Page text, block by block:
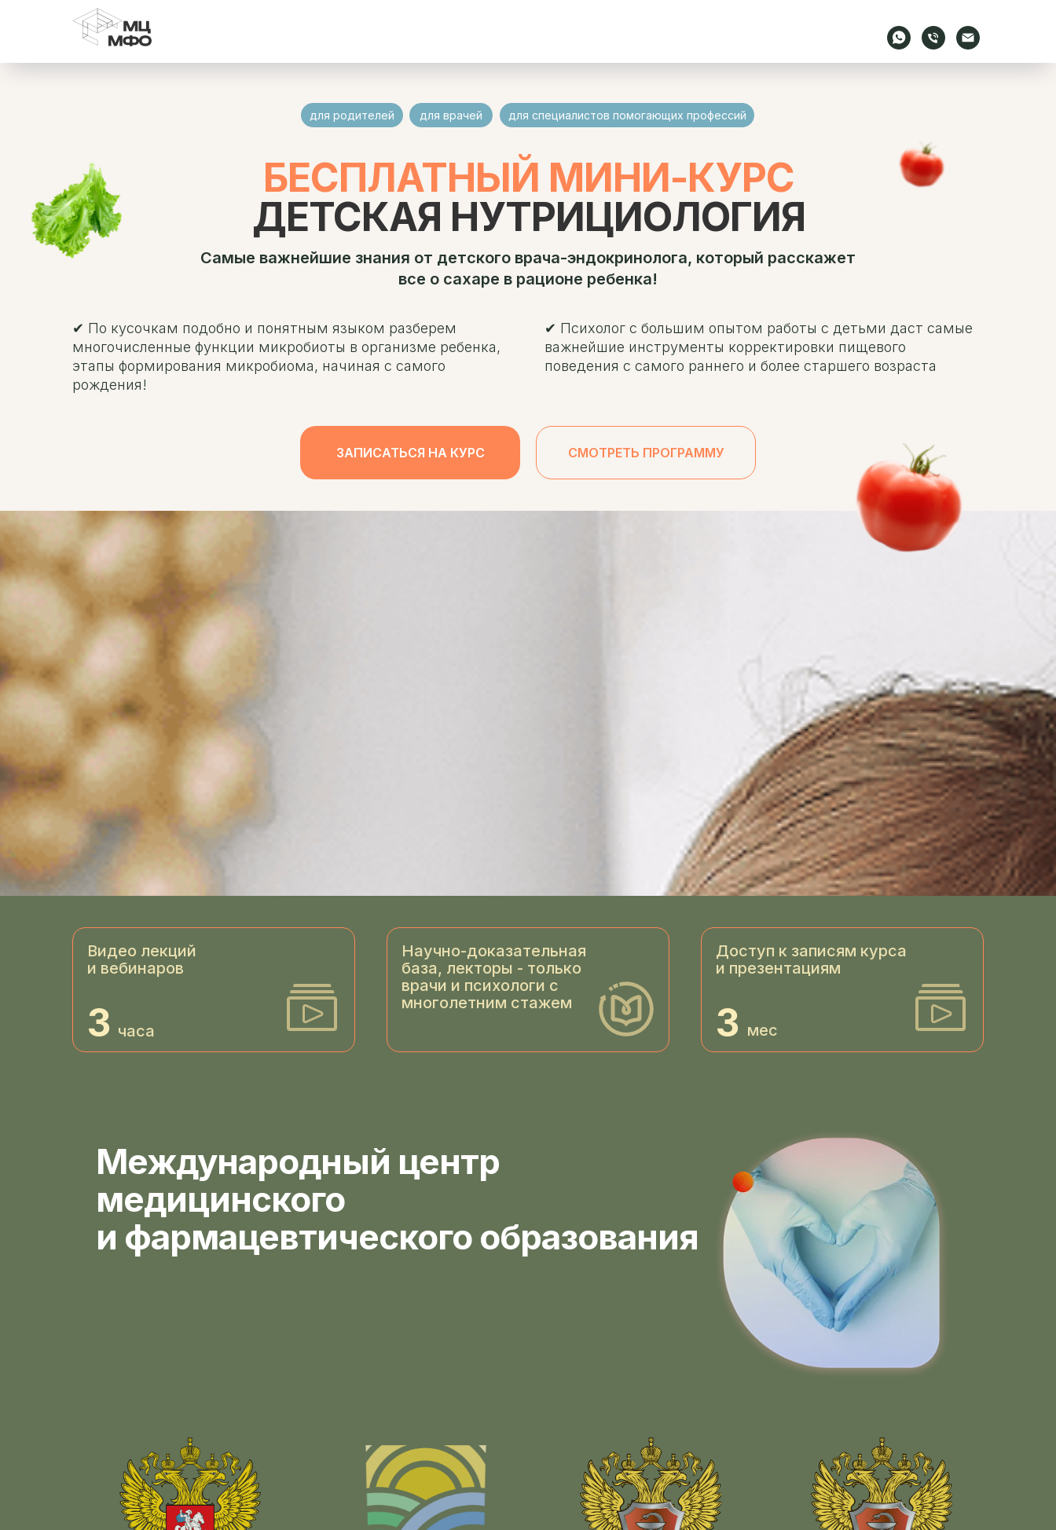
ЗАПИСАТЬСЯ НА КУРС
БЕСПЛАТНЫЙ МИНИ-КУРС
ДЕТСКАЯ НУТРИЦИОЛОГИЯ
✔ Психолог с большим опытом работы с детьми даст самые
важнейшие инструменты корректировки пищевого
поведения с самого раннего и более старшего возраста
✔ По кусочкам подобно и понятным языком разберем
многочисленные функции микробиоты в организме ребенка,
этапы формирования микробиома, начиная с самого
рождения!
Самые важнейшие знания от детского врача-эндокринолога, который расскажет
все о сахаре в рационе ребенка!
СМОТРЕТЬ ПРОГРАММУ
для родителей для врачей для специалистов помогающих профессий
Видео лекций
и вебинаров
часа
3
Доступ к записям курса
и презентациям
3 мес
Научно-доказательная
база, лекторы - только
врачи и психологи с
многолетним стажем
Международный центр
медицинского
и фармацевтического образования